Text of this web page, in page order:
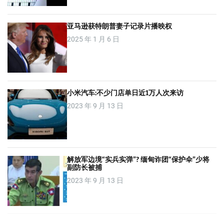
亚马逊获特朗普妻子记录片播映权
2025 年 1 月 6 日
小米汽车:不少门店单日近1万人次来访
2023 年 9 月 13 日
解放军边境“实兵实弹”? 缅甸诈团“保护伞”少将
副防长被捕
2023 年 9 月 13 日